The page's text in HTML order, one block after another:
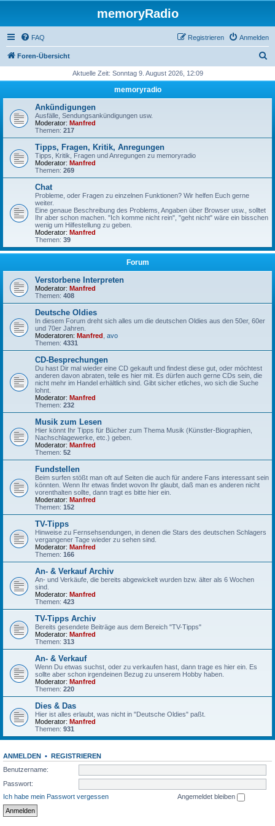
memoryRadio
FAQ Anmelden
Registrieren
Foren-Übersicht
h
Aktuelle Zeit: Sonntag 9. August 2026, 12:09
memoryradio
Ankündigungen
Ausfälle, Sendungsankündigungen usw.
Moderator: Manfred
Themen: 217
Tipps, Fragen, Kritik, Anregungen
Tipps, Kritik, Fragen und Anregungen zu memoryradio
Moderator: Manfred
Themen: 269
Chat
Probleme, oder Fragen zu einzelnen Funktionen? Wir helfen Euch gerne
weiter.
Eine genaue Beschreibung des Problems, Angaben über Browser usw., solltet
Ihr aber schon machen. "Ich komme nicht rein", "geht nicht" wäre ein bisschen
wenig um Hilfestellung zu geben.
Moderator: Manfred
Themen: 39
Forum
Verstorbene Interpreten
Moderator: Manfred
Themen: 408
Deutsche Oldies
In diesem Forum dreht sich alles um die deutschen Oldies aus den 50er, 60er
und 70er Jahren.
Moderatoren: Manfred avo
Themen: 4331
CD-Besprechungen
Du hast Dir mal wieder eine CD gekauft und findest diese gut, oder möchtest
anderen davon abraten, teile es hier mit. Es dürfen auch gerne CDs sein, die
nicht mehr im Handel erhältlich sind. Gibt sicher etliches, wo sich die Suche
lohnt.
Moderator: Manfred
Themen: 232
Musik zum Lesen
Hier könnt Ihr Tipps für Bücher zum Thema Musik (Künstler-Biographien,
Nachschlagewerke, etc.) geben.
Moderator: Manfred
Themen: 52
Fundstellen
Beim surfen stößt man oft auf Seiten die auch für andere Fans interessant sein
könnten. Wenn Ihr etwas findet wovon Ihr glaubt, daß man es anderen nicht
vorenthalten sollte, dann tragt es bitte hier ein.
Moderator: Manfred
Themen: 152
TV-Tipps
Hinweise zu Fernsehsendungen, in denen die Stars des deutschen Schlagers
vergangener Tage wieder zu sehen sind.
Moderator: Manfred
Themen: 166
An- & Verkauf Archiv
An- und Verkäufe, die bereits abgewickelt wurden bzw. älter als 6 Wochen
sind.
Moderator: Manfred
Themen: 423
TV-Tipps Archiv
Bereits gesendete Beiträge aus dem Bereich "TV-Tipps"
Moderator: Manfred
Themen: 313
An- & Verkauf
Wenn Du etwas suchst, oder zu verkaufen hast, dann trage es hier ein. Es
sollte aber schon irgendeinen Bezug zu unserem Hobby haben.
Moderator: Manfred
Themen: 220
Dies & Das
Hier ist alles erlaubt, was nicht in "Deutsche Oldies" paßt.
Moderator: Manfred
Themen: 931
ANMELDEN • REGISTRIEREN
Benutzername:
Passwort:
Ich habe mein Passwort vergessen
Angemeldet bleiben